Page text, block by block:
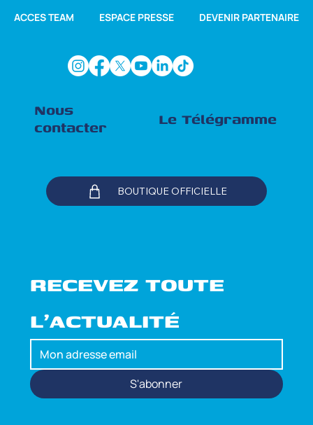
RECEVEZ TOUTE
L'ACTUALITÉ
S'abonner
ACCES TEAM ESPACE PRESSE DEVENIR PARTENAIRE
Le Télégramme
Nous
contacter
BOUTIQUE OFFICIELLE